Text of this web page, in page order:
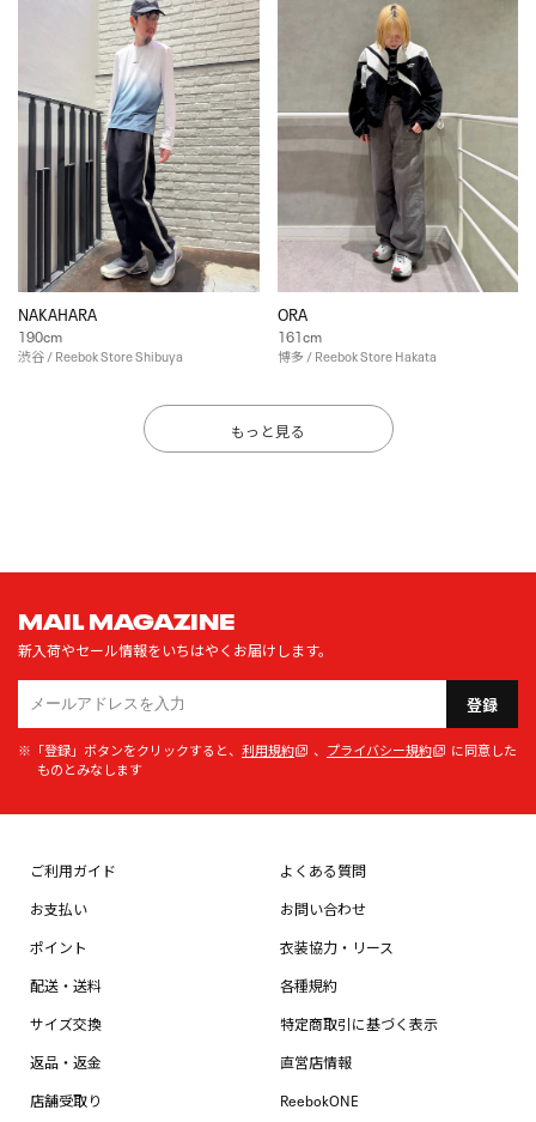
NAKAHARA
190cm
渋谷 / Reebok Store Shibuya
ORA
161cm
博多 / Reebok Store Hakata
もっと見る
MAIL MAGAZINE
新入荷やセール情報をいちはやくお届けします。
登録
※「登録」ボタンをクリックすると、 利用規約 、 プライバシー規約
に同意した
ものとみなします
ご利用ガイド
お支払い
ポイント
配送・送料
サイズ交換
返品・返金
店舗受取り
よくある質問
お問い合わせ
衣装協力・リース
各種規約
特定商取引に基づく表示
直営店情報
ReebokONE